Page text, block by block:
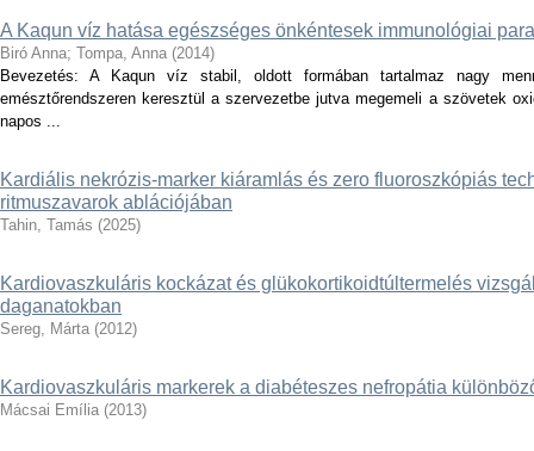
A Kaqun víz hatása egészséges önkéntesek immunológiai
Biró Anna; Tompa, Anna (2014)
Bevezetés: A Kaqun víz stabil, oldott formában tartalmaz nagy
emésztőrendszeren keresztül a szervezetbe jutva megemeli a szövetek
napos ...
Kardiális nekrózis-marker kiáramlás és zero fluoroszkópiás
ritmuszavarok ablációjában
Tahin, Tamás (2025)
Kardiovaszkuláris kockázat és glükokortikoidtúltermelés
daganatokban
Sereg, Márta (2012)
Kardiovaszkuláris markerek a diabéteszes nefropátia
Mácsai Emília (2013)